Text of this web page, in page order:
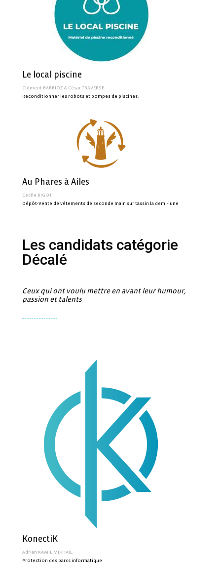
Le local piscine
Clément BARRIOZ & César TRAVERSE
Reconditionner les robots et pompes de piscines.
Au Phares à Ailes
Cécile BIGOT
Dépôt-Vente de vêtements de seconde main sur tassin la demi-lune
Les candidats catégorie
Décalé
Ceux qui ont voulu mettre en avant leur humour,
passion et talents
KonectiK
Adrian KAMIL MIKHAIL
Protection des parcs informatique